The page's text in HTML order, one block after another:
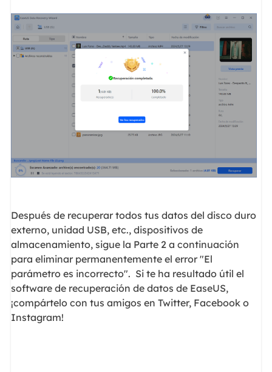
Después de recuperar todos tus datos del disco duro
externo, unidad USB, etc., dispositivos de
almacenamiento, sigue la Parte 2 a continuación
para eliminar permanentemente el error "El
parámetro es incorrecto". Si te ha resultado útil el
software de recuperación de datos de EaseUS,
¡compártelo con tus amigos en Twitter, Facebook o
Instagram!